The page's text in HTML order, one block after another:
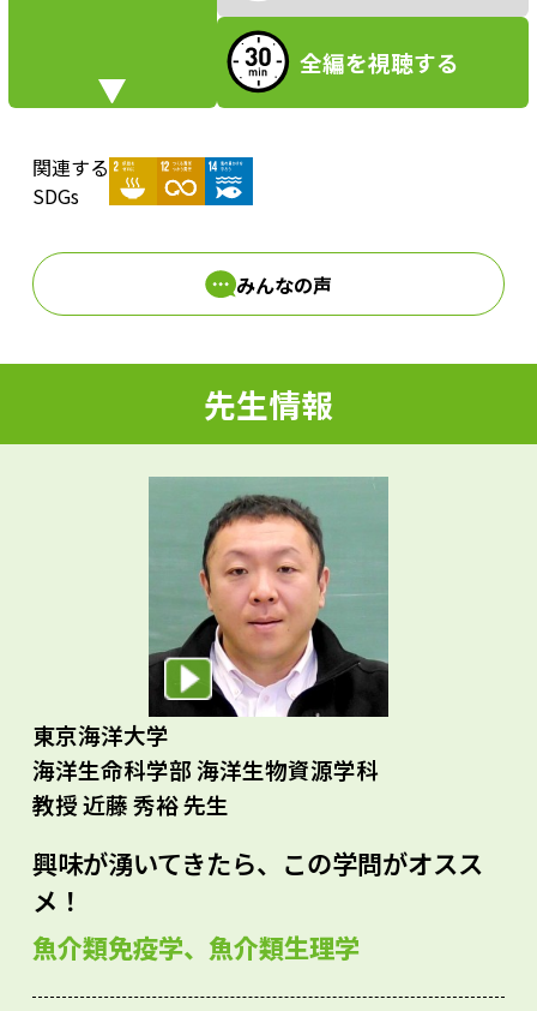
i
e
o
全編を視聴する
関連する
SDGs
みんなの声
先生情報
東京海洋大学
海洋生命科学部 海洋生物資源学科
教授 近藤 秀裕 先生
興味が湧いてきたら、この学問がオスス
メ！
魚介類免疫学、魚介類生理学